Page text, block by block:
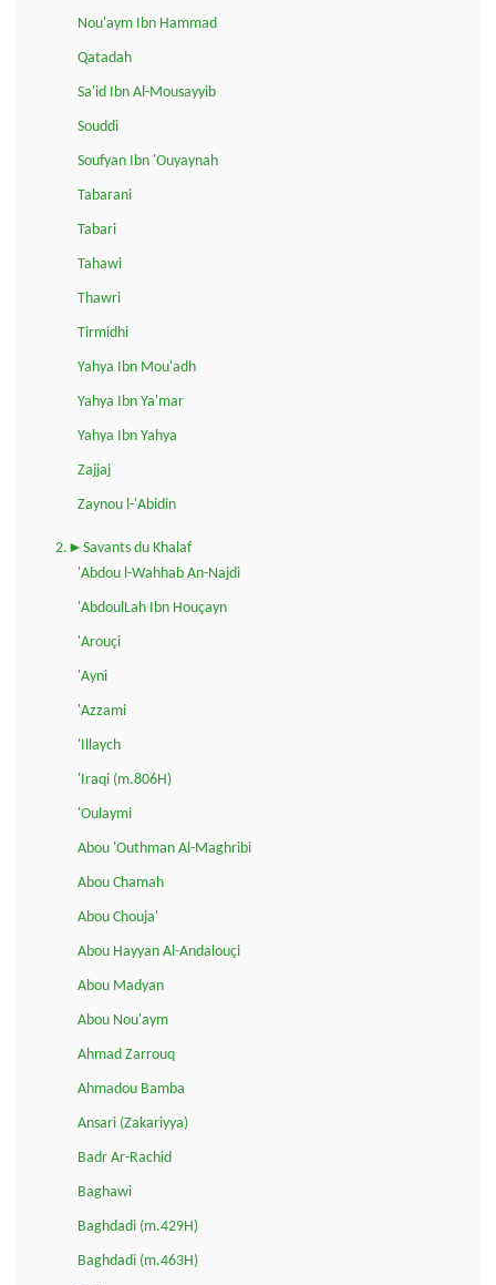
Nou'aym Ibn Hammad
Qatadah
Sa'id Ibn Al-Mousayyib
Souddi
Soufyan Ibn 'Ouyaynah
Tabarani
Tabari
Tahawi
Thawri
Tirmidhi
Yahya Ibn Mou'adh
Yahya Ibn Ya'mar
Yahya Ibn Yahya
Zajjaj
Zaynou l-'Abidin
2.►Savants du Khalaf
'Abdou l-Wahhab An-Najdi
'AbdoulLah Ibn Houçayn
'Arouçi
'Ayni
'Azzami
'Illaych
'Iraqi (m.806H)
'Oulaymi
Abou 'Outhman Al-Maghribi
Abou Chamah
Abou Chouja'
Abou Hayyan Al-Andalouçi
Abou Madyan
Abou Nou'aym
Ahmad Zarrouq
Ahmadou Bamba
Ansari (Zakariyya)
Badr Ar-Rachid
Baghawi
Baghdadi (m.429H)
Baghdadi (m.463H)